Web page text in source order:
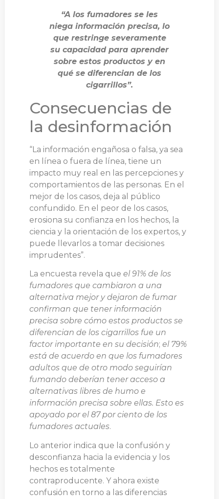
“A los fumadores se les
niega información precisa, lo
que restringe severamente
su capacidad para aprender
sobre estos productos y en
qué se diferencian de los
cigarrillos”.
Consecuencias de
la desinformación
“La información engañosa o falsa, ya sea
en línea o fuera de línea, tiene un
impacto muy real en las percepciones y
comportamientos de las personas. En el
mejor de los casos, deja al público
confundido. En el peor de los casos,
erosiona su confianza en los hechos, la
ciencia y la orientación de los expertos, y
puede llevarlos a tomar decisiones
imprudentes”.
La encuesta revela que el 91% de los
fumadores que cambiaron a una
alternativa mejor y dejaron de fumar
confirman que tener información
precisa sobre cómo estos productos se
diferencian de los cigarrillos fue un
factor importante en su decisión; el 79%
está de acuerdo en que los fumadores
adultos que de otro modo seguirían
fumando deberían tener acceso a
alternativas libres de humo e
información precisa sobre ellas. Esto es
apoyado por el 87 por ciento de los
fumadores actuales.
Lo anterior indica que la confusión y
desconfianza hacia la evidencia y los
hechos es totalmente
contraproducente. Y ahora existe
confusión en torno a las diferencias